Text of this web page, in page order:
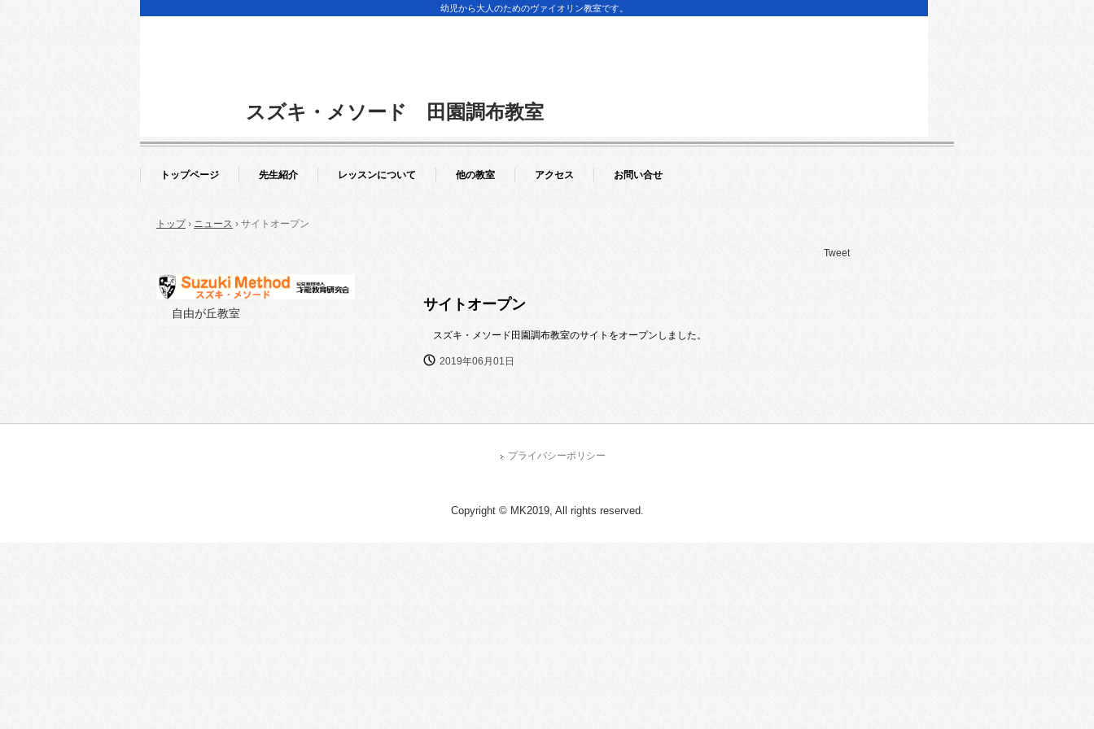
スズキ・メソード 田園調布教室
幼児から大人のためのヴァイオリン教室です。
トップページ 先生紹介 レッスンについて 他の教室 アクセス お問い合せ
トップ › ニュース › サイトオープン
Tweet
サイトオープン
スズキ・メソード田園調布教室のサイトをオープンしました。
2019年06月01日
自由が丘教室
プライバシーポリシー
Copyright © MK2019, All rights reserved.